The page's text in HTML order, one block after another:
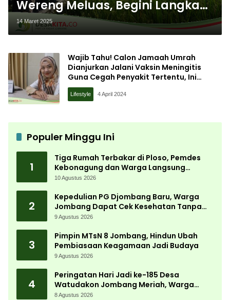
Wereng Meluas, Begini Langkah
Pemdes Gedangan Mojowarno
Jombang
14 Maret 2025
Wajib Tahu! Calon Jamaah Umrah
Dianjurkan Jalani Vaksin Meningitis
Guna Cegah Penyakit Tertentu, Ini
Penjelasan Dokter RSI Jombang
Lifestyle 4 April 2024
Populer Minggu Ini
1
Tiga Rumah Terbakar di Ploso, Pemdes
Kebonagung dan Warga Langsung
Bergerak Bantu Korban
10 Agustus 2026
2
Kepedulian PG Djombang Baru, Warga
Jombang Dapat Cek Kesehatan Tanpa
Biaya
9 Agustus 2026
3
Pimpin MTsN 8 Jombang, Hindun Ubah
Pembiasaan Keagamaan Jadi Budaya
9 Agustus 2026
4
Peringatan Hari Jadi ke-185 Desa
Watudakon Jombang Meriah, Warga
Tumpek Blek Padati Karnaval Budaya
8 Agustus 2026